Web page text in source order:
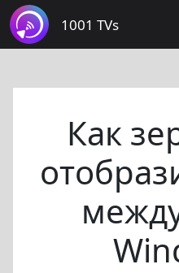
1001 TVs
Как